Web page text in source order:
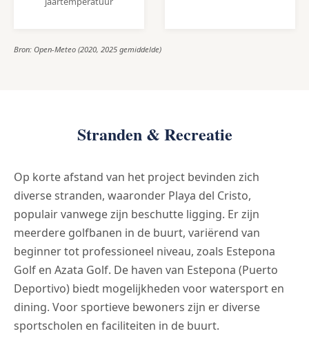
Bron: Open-Meteo (2020, 2025 gemiddelde)
Stranden & Recreatie
Op korte afstand van het project bevinden zich
diverse stranden, waaronder Playa del Cristo,
populair vanwege zijn beschutte ligging. Er zijn
meerdere golfbanen in de buurt, variërend van
beginner tot professioneel niveau, zoals Estepona
Golf en Azata Golf. De haven van Estepona (Puerto
Deportivo) biedt mogelijkheden voor watersport en
dining. Voor sportieve bewoners zijn er diverse
sportscholen en faciliteiten in de buurt.